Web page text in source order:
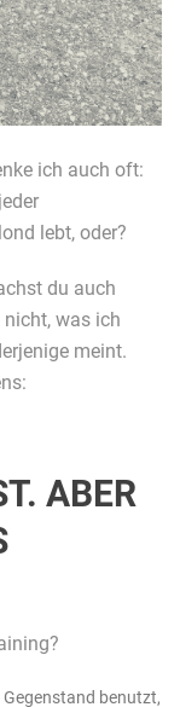
ich auch oft:
lebt, oder?
du auch
was ich
meint.
ABER
benutzt,